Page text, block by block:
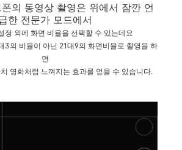
의 동영상 촬영은 위에서 잠깐 언
한 전문가 모드에서
정 외에 화면 비율을 선택할 수 있는데요
3의 비율이 아닌 21대9의 화면비율로 촬영을 하
면
영화처럼 느껴지는 효과를 얻을 수 있습니다.